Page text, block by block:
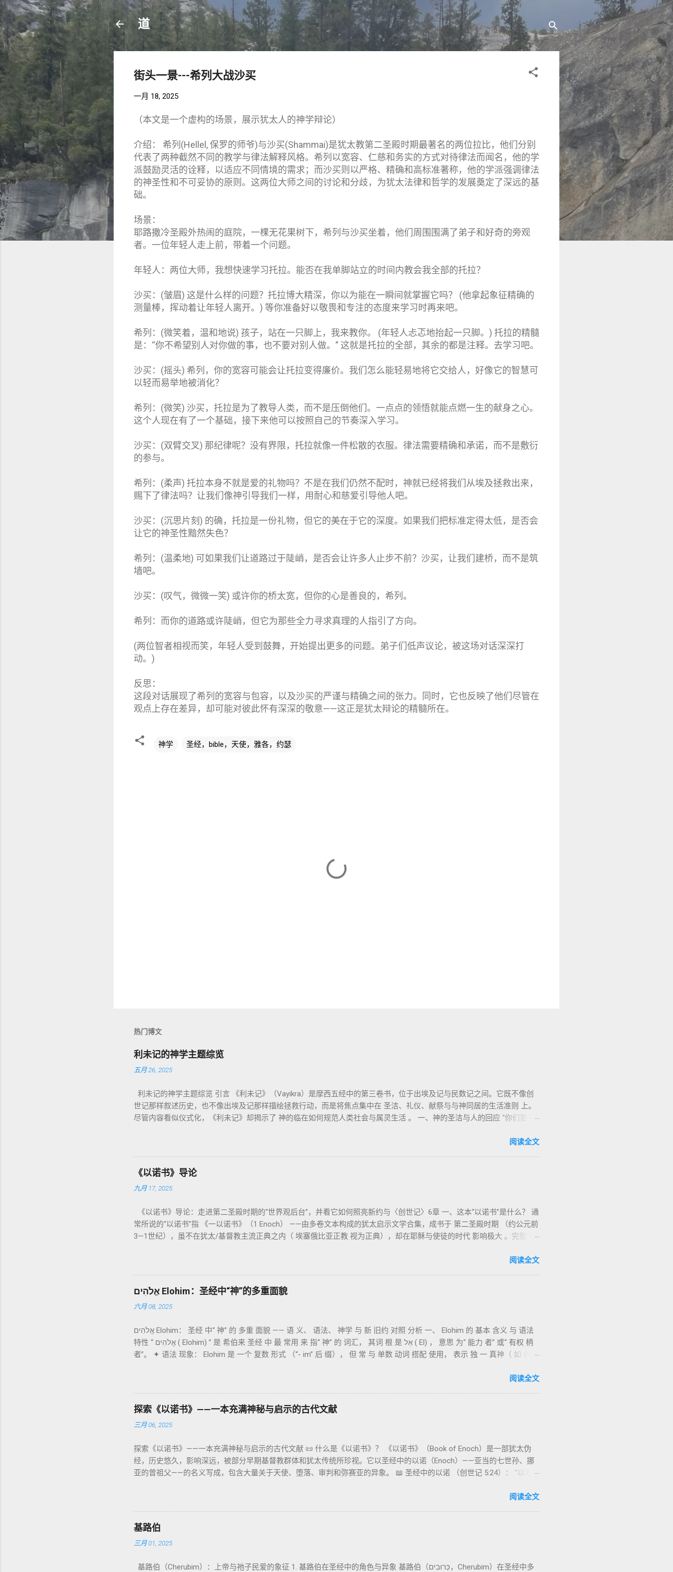
跳至主要内容
道
街头一景---希列大战沙买
一月 18, 2025
（本文是一个虚构的场景，展示犹太人的神学辩论）
介绍： 希列(Hellel, 保罗的师爷)与沙买(Shammai)是犹太教第二圣殿时期最著名的两位拉比，他们分别
代表了两种截然不同的教学与律法解释风格。希列以宽容、仁慈和务实的方式对待律法而闻名，他的学
派鼓励灵活的诠释，以适应不同情境的需求；而沙买则以严格、精确和高标准著称，他的学派强调律法
的神圣性和不可妥协的原则。这两位大师之间的讨论和分歧，为犹太法律和哲学的发展奠定了深远的基
础。
场景：
耶路撒冷圣殿外热闹的庭院，一棵无花果树下，希列与沙买坐着，他们周围围满了弟子和好奇的旁观
者。一位年轻人走上前，带着一个问题。
年轻人：两位大师，我想快速学习托拉。能否在我单脚站立的时间内教会我全部的托拉？
沙买：(皱眉) 这是什么样的问题？托拉博大精深，你以为能在一瞬间就掌握它吗？ (他拿起象征精确的
测量棒，挥动着让年轻人离开。) 等你准备好以敬畏和专注的态度来学习时再来吧。
希列：(微笑着，温和地说) 孩子，站在一只脚上，我来教你。 (年轻人忐忑地抬起一只脚。) 托拉的精髓
是：“你不希望别人对你做的事，也不要对别人做。” 这就是托拉的全部，其余的都是注释。去学习吧。
沙买：(摇头) 希列，你的宽容可能会让托拉变得廉价。我们怎么能轻易地将它交给人，好像它的智慧可
以轻而易举地被消化？
希列：(微笑) 沙买，托拉是为了教导人类，而不是压倒他们。一点点的领悟就能点燃一生的献身之心。
这个人现在有了一个基础，接下来他可以按照自己的节奏深入学习。
沙买：(双臂交叉) 那纪律呢？没有界限，托拉就像一件松散的衣服。律法需要精确和承诺，而不是敷衍
的参与。
希列：(柔声) 托拉本身不就是爱的礼物吗？不是在我们仍然不配时，神就已经将我们从埃及拯救出来，
赐下了律法吗？让我们像神引导我们一样，用耐心和慈爱引导他人吧。
沙买：(沉思片刻) 的确，托拉是一份礼物，但它的美在于它的深度。如果我们把标准定得太低，是否会
让它的神圣性黯然失色？
希列：(温柔地) 可如果我们让道路过于陡峭，是否会让许多人止步不前？沙买，让我们建桥，而不是筑
墙吧。
沙买：(叹气，微微一笑) 或许你的桥太宽，但你的心是善良的，希列。
希列：而你的道路或许陡峭，但它为那些全力寻求真理的人指引了方向。
(两位智者相视而笑，年轻人受到鼓舞，开始提出更多的问题。弟子们低声议论，被这场对话深深打
动。)
反思：
这段对话展现了希列的宽容与包容，以及沙买的严谨与精确之间的张力。同时，它也反映了他们尽管在
观点上存在差异，却可能对彼此怀有深深的敬意——这正是犹太辩论的精髓所在。
神学 圣经，bible，天使，雅各，约瑟
热门博文
利未记的神学主题综览
五月 26, 2025
利未记的神学主题综览 引言 《利未记》（Vayikra）是摩西五经中的第三卷书，位于出埃及记与民数记之间。它既不像创
世记那样叙述历史，也不像出埃及记那样描绘拯救行动，而是将焦点集中在 圣洁、礼仪、献祭与与神同居的生活准则 上。
尽管内容看似仪式化，《利未记》却揭示了 神的临在如何规范人类社会与属灵生活 。 一、神的圣洁与人的回应 “你们要圣
意味着道德上的圣洁，更意味着“分别出来”、“归属于神”。 《利未记》教导人如何通过祭献、饮食、节期、社会正义等方面
祭： 燔祭 （olah）：全然献上，象征奉献与赎罪； 素祭 （minchah）：感恩的麦祭，象征生活之献； 平安祭
（shelamim）：人与神团契的象征； 赎罪祭 （chatat）：针对无意之罪的遮盖； 赎愆祭 （asham）：针对特定罪行的赔
偿与赎回。 这些制度不是单纯宗教仪式，而是 神提供给罪人恢复关系的方式 。 希伯来文“כפר”（kaphar）意为“遮盖、和
色列人与神之间的中保。《利未记》强调他们的洁净、服饰、行为都必须与神的圣洁相称。 祭司是 圣所的看守者、律法的
教导者与百姓的代求者 。他们的失败（如拿答与亚比户擅献凡火）立刻带来神的审判（利10章），显示敬拜的严肃性。
四、洁净与不洁：属灵与社会的界限 第11–15章讲述关于食物、疾病（如大麻风）、体液等“洁净与不洁”的律例。其目的不
交往的状态。圣所是神居住之地，进入必须经过象征性与礼仪性的预备。 五、赎罪日与神同居的中心 第16章描述每年一次
的“赎罪日”（Yom Kippur），大祭司进入至圣所，用血为圣所与百姓遮罪。 这是整卷《利未记》的神学中心： 神愿意居住
在人中间； 罪必须被遮盖才能维持这同在； 神主动提供遮罪之道（两个祭牲，特别是“为耶和华”的与“归于亚撒泻勒”的）。
这预表...
阅读全文
《以诺书》导论
九月 17, 2025
《以诺书》导论：走进第二圣殿时期的“世界观后台”，并看它如何照亮新约与〈创世记〉6章 一、这本“以诺书”是什么？ 通
常所说的“以诺书”指 《一以诺书》（1 Enoch） ——由多卷文本构成的犹太启示文学合集，成书于 第二圣殿时期 （约公元前
3—1世纪），虽不在犹太/基督教主流正典之内（ 埃塞俄比亚正教 视为正典），却在耶稣与使徒的时代 影响极大 。完整文
诺书》大体由五部分组成（作者与年代各异）： 《守望者之书》（1–36） ：叙述堕落天使“ 守望者 ”（Aram. ʿîrîn ，参但
子/拣选者/义者 ”，刻画末世审判与王权。 《天文之书》（72–82） ：阐释**364日“以诺历”**与天体秩序。 《梦异之书》
（83–90） ：以异象回顾以色列史并预示末世。 《以诺书信》（91–108） ：智慧训诫、“祸哉”、义人与恶人的结局等。 提
示：另有《二以诺书》（斯拉夫文）与《三以诺书》（希伯来文），属更晚期以诺传统，不等同于《一以诺书》。 二、为
1:9（“主带着千万圣者降临审判众人”）； 犹6、彼后2:4 关于“犯罪天使被拘禁”与以诺的“深渊囚禁”叙事共振。 彼后2:4 用“ 他
他路斯 （Tartarus）”指天使囚禁之所，贴近以诺传统语境。 福音书/启示录 中的“ 人子来临与天使同来、坐在荣耀宝座审判
列国 ”（太24–25；启1、14、19）与《比喻之书》的“人子”母题同一语义场。 恶灵/污鬼观 ：以诺将“巨人之灵”为游行污灵
分区、册卷与火刑等图像，帮助理解耶稣的审判比喻与《启示录》的审判美学。 社会伦理 ：以诺传统对压迫者的“祸哉”，
与 雅各书 对不义富者的警告（雅5）形成呼应。 ...
阅读全文
אֱלֹהִים Elohim：圣经中“神”的多重面貌
六月 08, 2025
אֱלֹהִים Elohim： 圣经 中“ 神” 的 多重 面貌 —— 语 义、 语法、 神学 与 新 旧约 对照 分析 一、 Elohim 的 基本 含义 与 语法
特性 “ אֱלֹהִים ( Elohim) ” 是 希伯来 圣经 中 最 常用 来 指“ 神” 的 词汇， 其词 根 是 אֵל ( El) ， 意思 为“ 能力 者” 或“ 有权 柄
者”。 ✦ 语法 现象： Elohim 是 一个 复数 形式 （“- im” 后 缀）， 但 常 与 单数 动词 搭配 使用， 表示 独 一 真神（ 如 创世
义 和 神学 定位 。 二、 希伯来 圣经 中 Elohim 的 主要 用法 与 示例 分类 类型 用法 说明 示例 经文 含义 1. 真神 指 以色列
在 神 的 众 子、 天使、 神圣 议会 成员 诗 82: 1, 申 32: 8– 9 神圣 存在（ divine beings） 4. 法官 被 委托 施行 神 审判
者 出 22: 8– 9， 诗 82: 6 法官（ judges），可能是神圣议会成员 5. 神 权 代表 受托 执行 神 旨意 的 人（ 如 摩西） 出 7: 1
神 的 代言人（ divine proxy） 6. 强调 威严 复数 形式 强调 尊贵 超自然 的 显现 撒 上 28: 13 灵界 显现 或 尊称（ majestic
创造 天地。” 尽管 Elohim 是 复数 形式， 但 与 动词“ 创造”（ בָּרָא） 为 单数， 语法 结构 显示 这 是在 强调 一位 ...
阅读全文
探索《以诺书》——一本充满神秘与启示的古代文献
三月 06, 2025
探索《以诺书》——一本充满神秘与启示的古代文献 📜 什么是《以诺书》？ 《以诺书》（Book of Enoch）是一部犹太伪
经，历史悠久，影响深远，被部分早期基督教群体和犹太传统所珍视。它以圣经中的以诺（Enoch）——亚当的七世孙、挪
亚的曾祖父——的名义写成，包含大量关于天使、堕落、审判和弥赛亚的异象。 📖 圣经中的以诺 （创世记 5:24）： “以诺
书》便是这种想象的结晶。 📖《以诺书》的主要内容 《以诺书》并非一本单一的作品，而是由多个部分组成，大致包括：
（Nephilim）。 这些天使教授人类各种知识，如金属锻造、药草使用和占星术，导致地上的罪恶泛滥。 神最终审判这些堕
落天使，并通过洪水洁净世界。 这一描述与《创世记 6:1-4》的“神的众子”相呼应 ，表明堕落天使的故事在犹太传统中有着
广泛的流传。 📖 创世记 6:1-4 ： “当人在世上多起来，又生女儿的时候，神的众子看见人的女子美貌，就随意挑选，娶来为
（如《以诺书》、《死海古卷》）都将 “神的众子”解释为堕落的天使 ，即“守望者”（Watchers）。 这些天使的堕落被认为
阅读全文
基路伯
三月 01, 2025
基路伯（Cherubim）：上帝与祂子民爱的象征 1. 基路伯在圣经中的角色与异象 基路伯（כְּרוּבִים，Cherubim）在圣经中多